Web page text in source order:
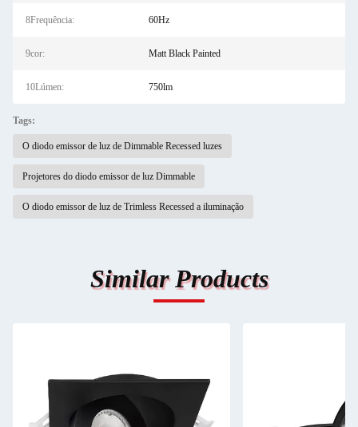
8Frequência: 60Hz
9cor: Matt Black Painted
10Lúmen: 750lm
Tags:
O diodo emissor de luz de Dimmable Recessed luzes
Projetores do diodo emissor de luz Dimmable
O diodo emissor de luz de Trimless Recessed a iluminação
Similar Products